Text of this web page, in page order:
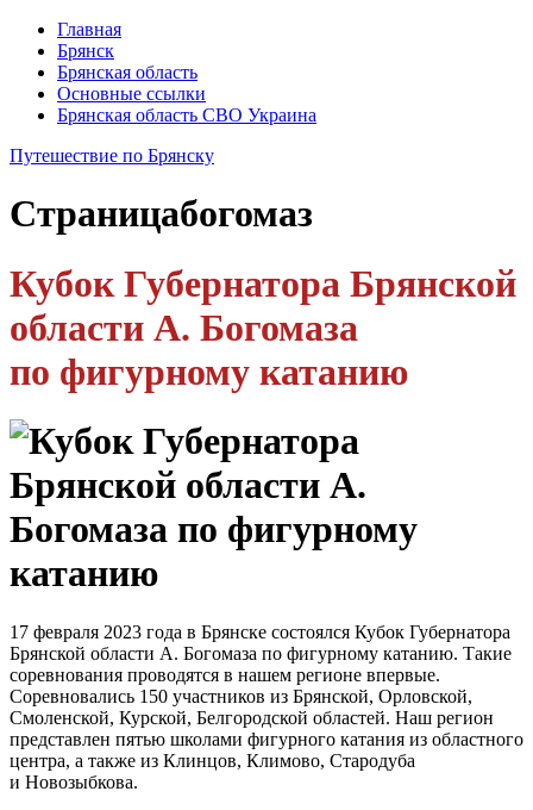
Главная
Брянск
Брянская область
Основные ссылки
Брянская область СВО Украина
Путешествие по Брянску
Страницабогомаз
Кубок Губернатора Брянской
области А. Богомаза
по фигурному катанию
17 февраля 2023 года в Брянске состоялся Кубок Губернатора
Брянской области А. Богомаза по фигурному катанию. Такие
соревнования проводятся в нашем регионе впервые.
Соревновались 150 участников из Брянской, Орловской,
Смоленской, Курской, Белгородской областей. Наш регион
представлен пятью школами фигурного катания из областного
центра, а также из Клинцов, Климово, Стародуба
и Новозыбкова.